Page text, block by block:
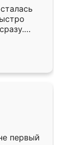
к
даже
первый